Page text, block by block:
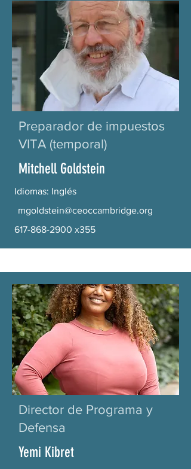
Preparador de impuestos
VITA (temporal)
Mitchell Goldstein
Idiomas: Inglés
mgoldstein@ceoccambridge.org
617-868-2900 x355
Director de Programa y
Defensa
Yemi Kibret